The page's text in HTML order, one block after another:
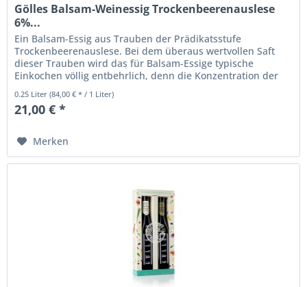
Gölles Balsam-Weinessig Trockenbeerenauslese
6%...
Ein Balsam-Essig aus Trauben der Prädikatsstufe
Trockenbeerenauslese. Bei dem überaus wertvollen Saft
dieser Trauben wird das für Balsam-Essige typische
Einkochen völlig entbehrlich, denn die Konzentration der
Geschmacks- und Duftstoffe...
0.25 Liter(84,00 € * / 1 Liter)
21,00 € *
Merken